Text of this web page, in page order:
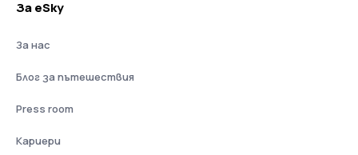
За eSky
За нас
Блог за пътешествия
Press room
Кариери